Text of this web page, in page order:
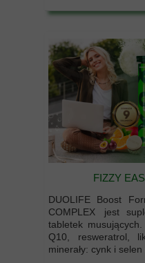
FIZZY
DUOLIFE Boost
COMPLEX jest
tabletek
Q10, resweratrol,
minerały: cynk i selen